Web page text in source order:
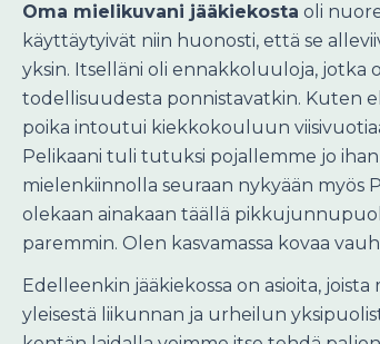
Oma mielikuvani jääkiekosta oli
käyttäytyivät niin huonosti, että se
yksin. Itselläni oli ennakkoluuloja, jotka
todellisuudesta ponnistavatkin. Kuten
poika intoutui kiekkokouluun
Pelikaani tuli tutuksi pojallemme jo
mielenkiinnolla seuraan nykyään myös
olekaan ainakaan täällä
paremmin. Olen kasvamassa kovaa
Edelleenkin jääkiekossa on asioita,
yleisestä liikunnan ja urheilun